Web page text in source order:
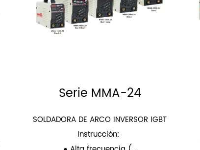
Serie MMA-24
SOLDADORA DE ARCO INVERSOR IGBT
Instrucción: